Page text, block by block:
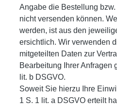
Angabe die Bestellung
nicht versenden können.
werden, ist aus den
ersichtlich. Wir verwenden
mitgeteilten Daten zur
Bearbeitung Ihrer Anfragen
lit. b DSGVO.
Soweit Sie hierzu Ihre
1 S. 1 lit. a DSGVO erteilt